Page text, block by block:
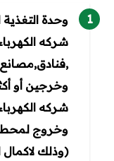
شركه
وخرجين أو
شركه
وخروج لمحطة
(وذلك لاكمال